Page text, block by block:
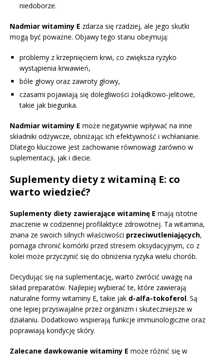
niedoborze.
Nadmiar witaminy E zdarza się rzadziej, ale jego skutki
mogą być poważne. Objawy tego stanu obejmują:
problemy z krzepnięciem krwi, co zwiększa ryzyko
wystąpienia krwawień,
bóle głowy oraz zawroty głowy,
czasami pojawiają się dolegliwości żołądkowo-jelitowe,
takie jak biegunka.
Nadmiar witaminy E może negatywnie wpływać na inne
składniki odżywcze, obniżając ich efektywność i wchłanianie.
Dlatego kluczowe jest zachowanie równowagi zarówno w
suplementacji, jak i diecie.
Suplementy diety z witaminą E: co
warto wiedzieć?
Suplementy diety zawierające witaminę E mają istotne
znaczenie w codziennej profilaktyce zdrowotnej. Ta witamina,
znana ze swoich silnych właściwości przeciwutleniających,
pomaga chronić komórki przed stresem oksydacyjnym, co z
kolei może przyczynić się do obniżenia ryzyka wielu chorób.
Decydując się na suplementację, warto zwrócić uwagę na
skład preparatów. Najlepiej wybierać te, które zawierają
naturalne formy witaminy E, takie jak d-alfa-tokoferol. Są
one lepiej przyswajalne przez organizm i skuteczniejsze w
działaniu. Dodatkowo wspierają funkcje immunologiczne oraz
poprawiają kondycję skóry.
Zalecane dawkowanie witaminy E może różnić się w